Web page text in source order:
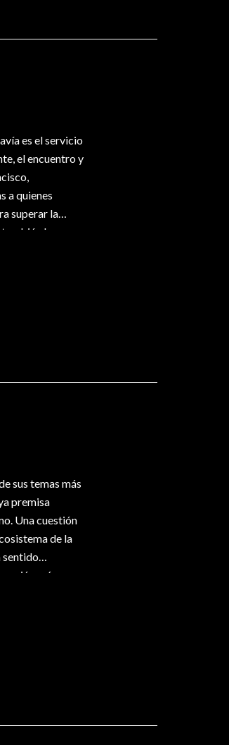
es el servicio
el encuentro y
a quienes
superar la
las
sus temas más
premisa
Una cuestión
de la
sentido
más